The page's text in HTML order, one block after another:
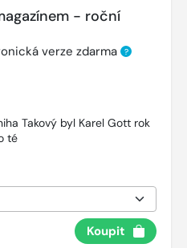
- roční
verze zdarma ?
Takový byl Karel Gott rok
té
Koupit